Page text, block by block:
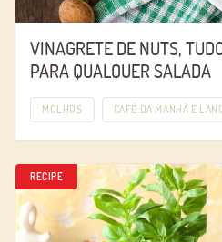
VINAGRETE DE NUTS,
PARA QUALQUER SALADA
MOLHOS CAFÉ DA MANHÃ E
RECIPE